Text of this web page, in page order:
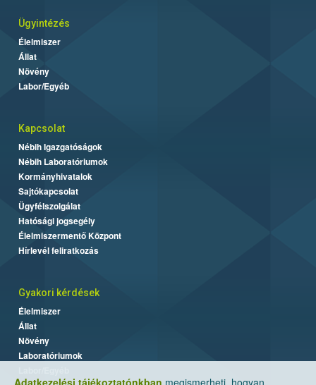
Adatkezelési tájékoztatónkban megismerheti, hogyan
Ügyintézés
Élelmiszer
Állat
Növény
Labor/Egyéb
Kapcsolat
Nébih Igazgatóságok
Nébih Laboratóriumok
Kormányhivatalok
Sajtókapcsolat
Ügyfélszolgálat
Hatósági jogsegély
Élelmiszermentő Központ
Hírlevél feliratkozás
Gyakori kérdések
Élelmiszer
Állat
Növény
Laboratóriumok